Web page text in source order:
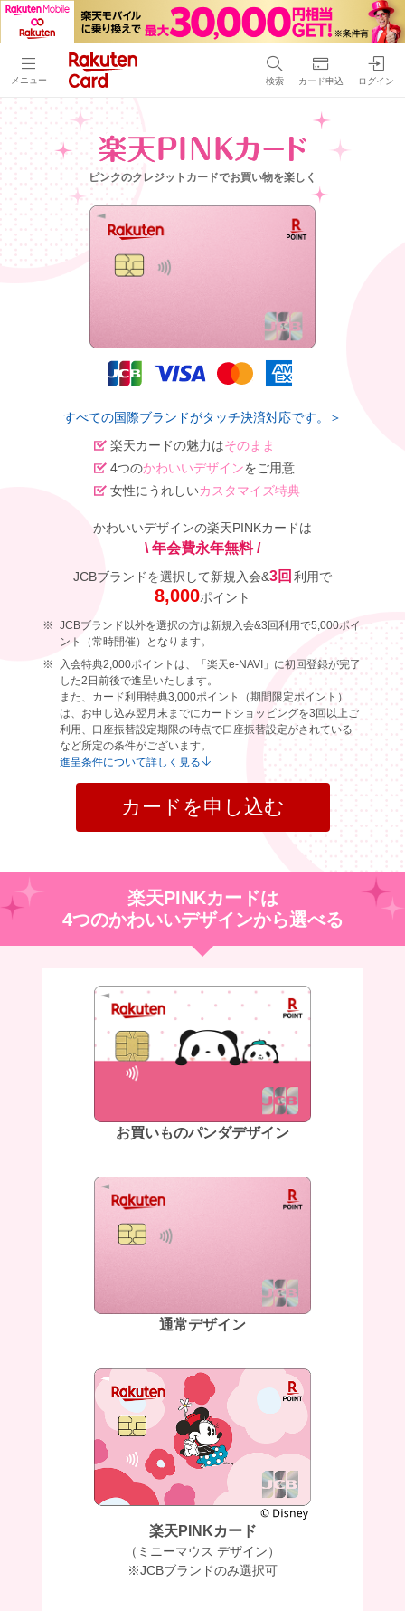
メニュー 検索 カード申込 ログイン
ピンクのクレジットカードでお買い物を楽しく
すべての国際ブランドがタッチ決済対応です。＞
楽天カードの魅力はそのまま
4つのかわいいデザインをご用意
女性にうれしいカスタマイズ特典
かわいいデザインの楽天PINKカードは
\ 年会費永年無料 /
JCBブランドを選択して新規入会&3回 利用で
8,000ポイント
JCBブランド以外を選択の方は新規入会&3回利用で5,000ポイ
ント（常時開催）となります。
入会特典2,000ポイントは、「楽天e-NAVI」に初回登録が完了
した2日前後で進呈いたします。
また、カード利用特典3,000ポイント（期間限定ポイント）
は、お申し込み翌月末までにカードショッピングを3回以上ご
利用、口座振替設定期限の時点で口座振替設定がされている
など所定の条件がございます。
進呈条件について詳しく見る
カードを申し込む
楽天PINKカードは
4つのかわいいデザインから選べる
お買いものパンダデザイン
通常デザイン
楽天PINKカード
（ミニーマウス デザイン）
※JCBブランドのみ選択可